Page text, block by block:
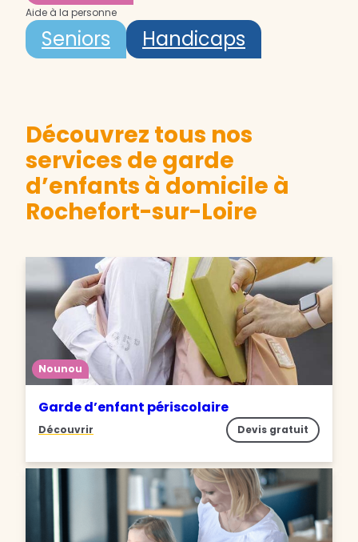
Aide à la personne
Seniors Handicaps
Découvrez tous nos
services de garde
d’enfants à domicile à
Rochefort-sur-Loire
Nounou
Garde d’enfant périscolaire
Découvrir Devis gratuit